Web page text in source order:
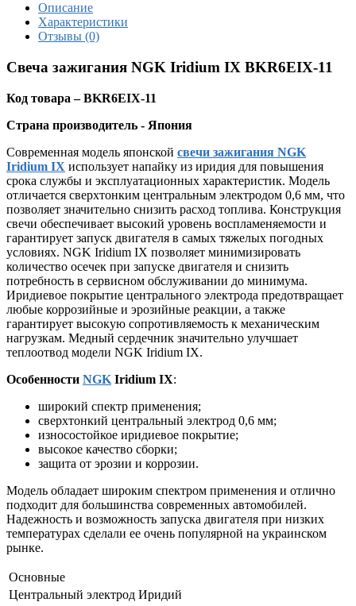
Описание
Характеристики
Отзывы (0)
Свеча зажигания NGK Iridium IX BKR6EIX-11
Код товара – BKR6EIX-11
Страна производитель - Япония
Современная модель японской свечи зажигания NGK
Iridium IX использует напайку из иридия для повышения
срока службы и эксплуатационных характеристик. Модель
отличается сверхтонким центральным электродом 0,6 мм, что
позволяет значительно снизить расход топлива. Конструкция
свечи обеспечивает высокий уровень воспламеняемости и
гарантирует запуск двигателя в самых тяжелых погодных
условиях. NGK Iridium IX позволяет минимизировать
количество осечек при запуске двигателя и снизить
потребность в сервисном обслуживании до минимума.
Иридиевое покрытие центрального электрода предотвращает
любые коррозийные и эрозийные реакции, а также
гарантирует высокую сопротивляемость к механическим
нагрузкам. Медный сердечник значительно улучшает
теплоотвод модели NGK Iridium IX.
Особенности NGK Iridium IX:
широкий спектр применения;
сверхтонкий центральный электрод 0,6 мм;
износостойкое иридиевое покрытие;
высокое качество сборки;
защита от эрозии и коррозии.
Модель обладает широким спектром применения и отлично
подходит для большинства современных автомобилей.
Надежность и возможность запуска двигателя при низких
температурах сделали ее очень популярной на украинском
рынке.
Основные
Центральный электрод Иридий